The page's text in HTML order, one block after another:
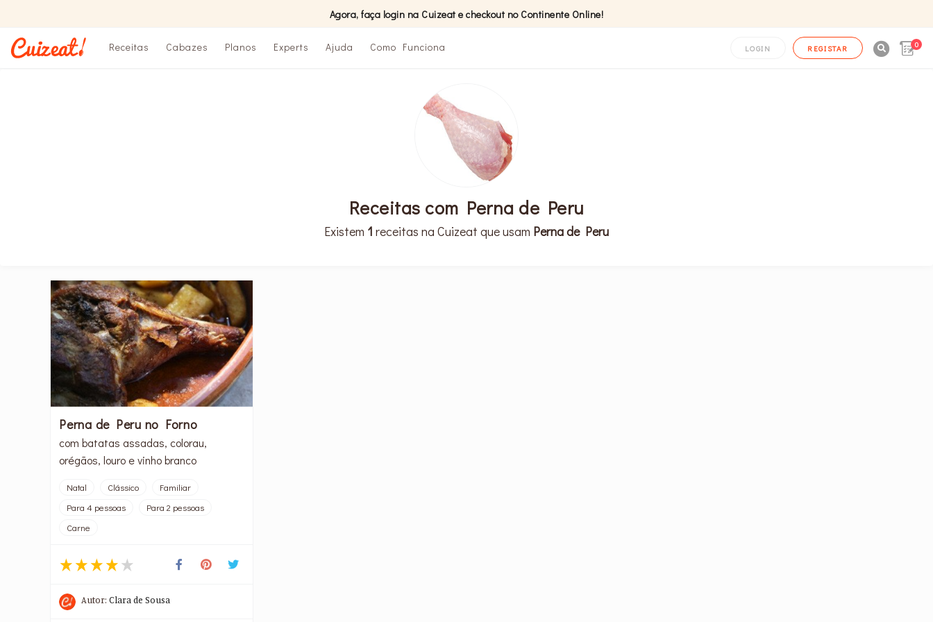
Agora, faça login na Cuizeat e checkout no Continente Online!
Receitas Cabazes Planos Experts Ajuda Como Funciona LOGIN REGISTAR 0
Receitas com Perna de Peru
Existem 1 receitas na Cuizeat que usam Perna de Peru
Perna de Peru no Forno
com batatas assadas, colorau,
orégãos, louro e vinho branco
Natal Clássico
Familiar
Para 4 pessoas
Para 2 pessoas
Carne
Autor:Clara de Sousa